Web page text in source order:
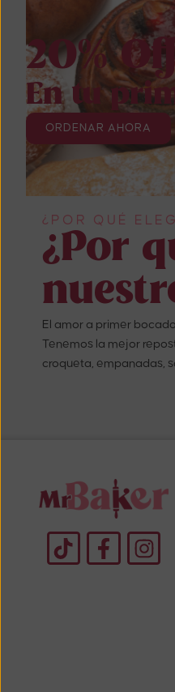
20%
En tu
ORDENAR AHORA
¿POR QUÉ
¿Por
El amor a primer
Tenemos la mejor
croqueta, empanadas,